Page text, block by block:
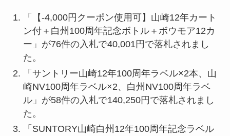
「【-4,000円クーポン使用可】山崎12年カート
ン付＋白州100周年記念ボトル＋ボウモア12カ
ー」が76件の入札で40,001円で落札されまし
た。
「サントリー山崎12年100周年ラベル×2本、山
崎NV100周年ラベル×2、白州NV100周年ラベ
ル」が58件の入札で140,250円で落札されまし
た。
「SUNTORY山崎白州12年100周年記念ラベル